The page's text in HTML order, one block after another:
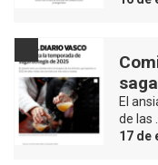
El
de las …
17 de